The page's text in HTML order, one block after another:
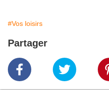
#Vos loisirs
Partager